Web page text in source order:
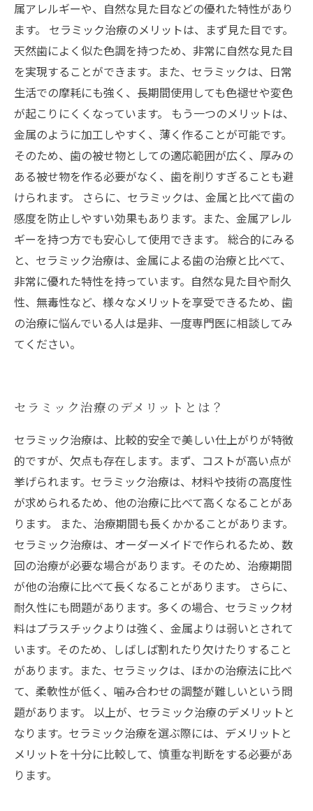
属アレルギーや、自然な見た目などの優れた特性があり
ます。 セラミック治療のメリットは、まず見た目です。
天然歯によく似た色調を持つため、非常に自然な見た目
を実現することができます。また、セラミックは、日常
生活での摩耗にも強く、長期間使用しても色褪せや変色
が起こりにくくなっています。 もう一つのメリットは、
金属のように加工しやすく、薄く作ることが可能です。
そのため、歯の被せ物としての適応範囲が広く、厚みの
ある被せ物を作る必要がなく、歯を削りすぎることも避
けられます。 さらに、セラミックは、金属と比べて歯の
感度を防止しやすい効果もあります。また、金属アレル
ギーを持つ方でも安心して使用できます。 総合的にみる
と、セラミック治療は、金属による歯の治療と比べて、
非常に優れた特性を持っています。自然な見た目や耐久
性、無毒性など、様々なメリットを享受できるため、歯
の治療に悩んでいる人は是非、一度専門医に相談してみ
てください。
セラミック治療のデメリットとは？
セラミック治療は、比較的安全で美しい仕上がりが特徴
的ですが、欠点も存在します。まず、コストが高い点が
挙げられます。セラミック治療は、材料や技術の高度性
が求められるため、他の治療に比べて高くなることがあ
ります。 また、治療期間も長くかかることがあります。
セラミック治療は、オーダーメイドで作られるため、数
回の治療が必要な場合があります。そのため、治療期間
が他の治療に比べて長くなることがあります。 さらに、
耐久性にも問題があります。多くの場合、セラミック材
料はプラスチックよりは強く、金属よりは弱いとされて
います。そのため、しばしば割れたり欠けたりすること
があります。また、セラミックは、ほかの治療法に比べ
て、柔軟性が低く、噛み合わせの調整が難しいという問
題があります。 以上が、セラミック治療のデメリットと
なります。セラミック治療を選ぶ際には、デメリットと
メリットを十分に比較して、慎重な判断をする必要があ
ります。